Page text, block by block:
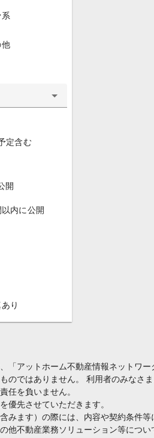
他
定含む
開
内に公開
り
「アットホーム不動産情報ネットワ
のではありません。 利用者のみなさ
任を負いません。
優先させていただきます。
みます）の際には、内容や契約条件
他不動産業務ソリューション等につ